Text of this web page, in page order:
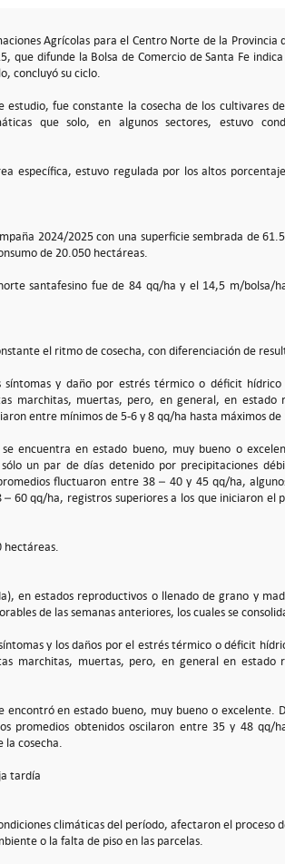
Agrícolas para el Centro Norte de la Provincia
que difunde la Bolsa de Comercio de Santa Fe
concluyó su ciclo.
estudio, fue constante la cosecha de los cultivares
que solo, en algunos sectores, estuvo
específica, estuvo regulada por los altos
2024/2025 con una superficie sembrada de
de 20.050 hectáreas.
santafesino fue de 84 qq/ha y el 14,5 m/bolsa/
el ritmo de cosecha, con diferenciación de
y daño por estrés térmico o déficit hídrico
marchitas, muertas, pero, en general, en
entre mínimos de 5-6 y 8 qq/ha hasta máximos
encuentra en estado bueno, muy bueno o
un par de días detenido por precipitaciones
fluctuaron entre 38 – 40 y 45 qq/ha,
60 qq/ha, registros superiores a los que iniciaron el
hectáreas.
en estados reproductivos o llenado de grano y
de las semanas anteriores, los cuales se
y los daños por el estrés térmico o déficit
marchitas, muertas, pero, en general en
encontró en estado bueno, muy bueno o excelente.
promedios obtenidos oscilaron entre 35 y 48 qq/
la cosecha.
tardía
climáticas del período, afectaron el proceso
o la falta de piso en las parcelas.